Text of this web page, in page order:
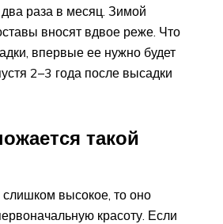
раза в месяц. Зимой
вносят вдвое реже. Что
впервые ее нужно будет
2–3 года после высадки
такой
слишком высокое, то оно
красоту. Если